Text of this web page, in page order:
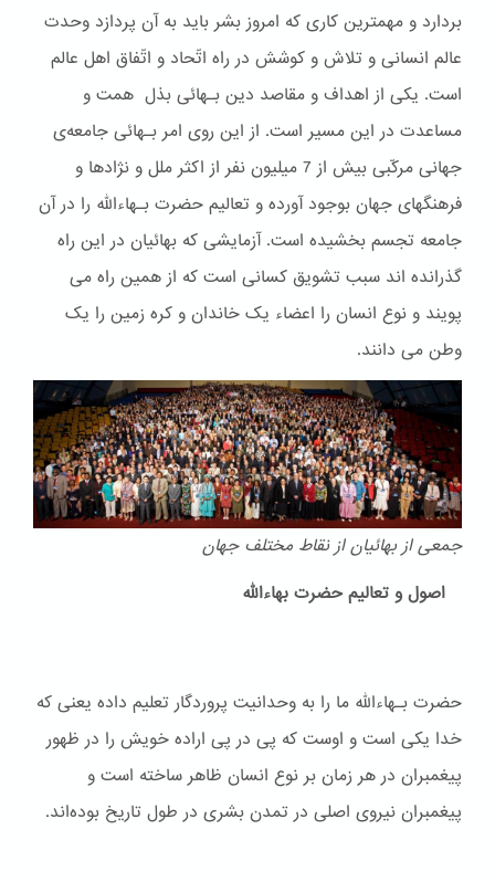
بردارد و مهمترین کاری که امروز بشر باید به آن پردازد وحدت
عالم انسانی و تلاش و کوشش در راه اتّحاد و اتّفاق اهل عالم
است. یکی از اهداف و مقاصد دین بـهائی بذل همت و
مساعدت در این مسیر است. از این روی امر بـهائی جامعه‌ی
جهانی مرکّبی بیش از 7 میلیون نفر از اکثر ملل و نژادها و
فرهنگهای جهان بوجود آورده و تعالیم حضرت بـهاءالله را در آن
جامعه تجسم بخشیده است. آزمایشی که بهائیان در این راه
گذرانده اند سبب تشویق کسانی است که از همین راه می
پویند و نوع انسان را اعضاء یک خاندان و کره زمین را یک
وطن می دانند.
جمعی از بهائیان از نقاط مختلف جهان
اصول و تعالیم حضرت بهاءالله
حضرت بـهاءالله ما را به وحدانیت پروردگار تعلیم داده یعنی که
خدا یکی است و اوست که پی در پی اراده خویش را در ظهور
پیغمبران در هر زمان بر نوع انسان ظاهر ساخته است و
پیغمبران نیروی اصلی در تمدن بشری در طول تاریخ بوده‌اند.